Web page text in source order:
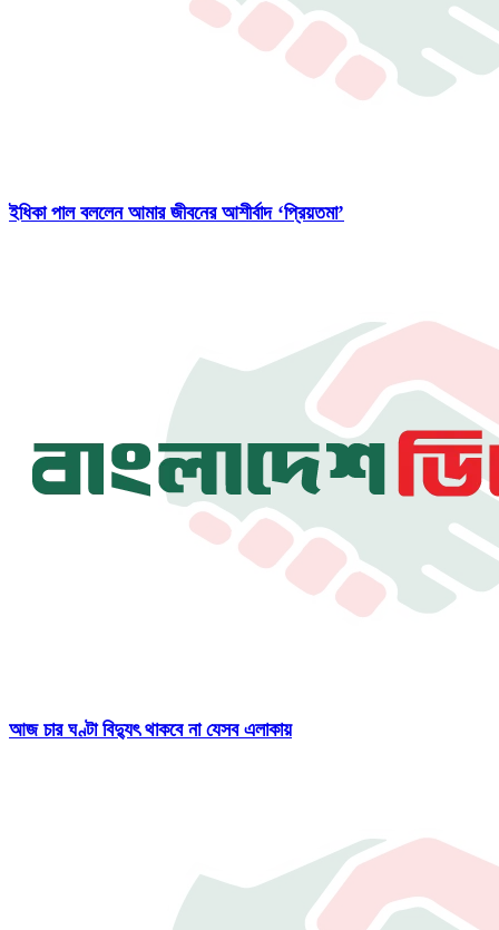
ইধিকা পাল বললেন আমার জীবনের আশীর্বাদ ‘প্রিয়তমা’
আজ চার ঘণ্টা বিদ্যুৎ থাকবে না যেসব এলাকায়